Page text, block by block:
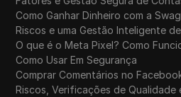
Como Ganhar Dinheiro com a
Riscos e uma Gestão Inteligente
O que é o Meta Pixel? Como
Como Usar Em Segurança
Comprar Comentários no
Riscos, Verificações de Qualidade